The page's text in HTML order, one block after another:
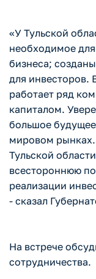
«У Тульской
необходимое
бизнеса;
для инвесторов.
работает ряд
капиталом.
большое
мировом рынках.
Тульской
всестороннюю
реализации
- сказал
На встрече
сотрудничества.